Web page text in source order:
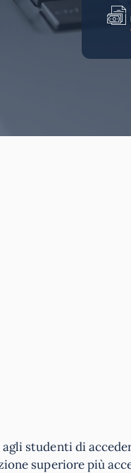
studenti di
superiore più